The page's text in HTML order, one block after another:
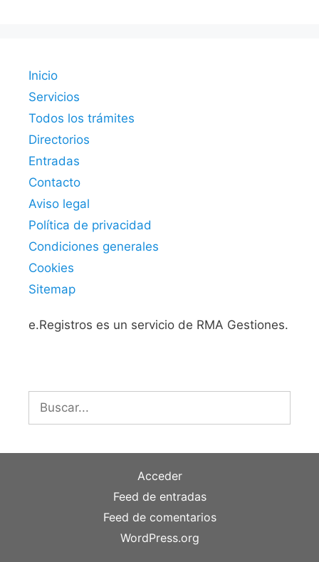
Inicio
Servicios
Todos los trámites
Directorios
Entradas
Contacto
Aviso legal
Política de privacidad
Condiciones generales
Cookies
Sitemap
e.Registros es un servicio de RMA Gestiones.
Acceder
Feed de entradas
Feed de comentarios
WordPress.org